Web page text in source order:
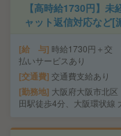
【高時給1730円】
ャット返信対応など[
給 与 時給1730円＋交
払いサービスあり
交通費 交通費支給あり
勤務地 大阪府大阪市北
田駅徒歩4分、大阪環状線